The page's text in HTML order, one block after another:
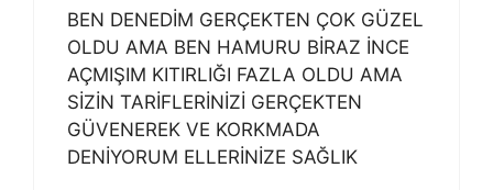
BEN DENEDİM GERÇEKTEN ÇOK GÜZEL
OLDU AMA BEN HAMURU BİRAZ İNCE
AÇMIŞIM KITIRLIĞI FAZLA OLDU AMA
SİZİN TARİFLERİNİZİ GERÇEKTEN
GÜVENEREK VE KORKMADA
DENİYORUM ELLERİNİZE SAĞLIK